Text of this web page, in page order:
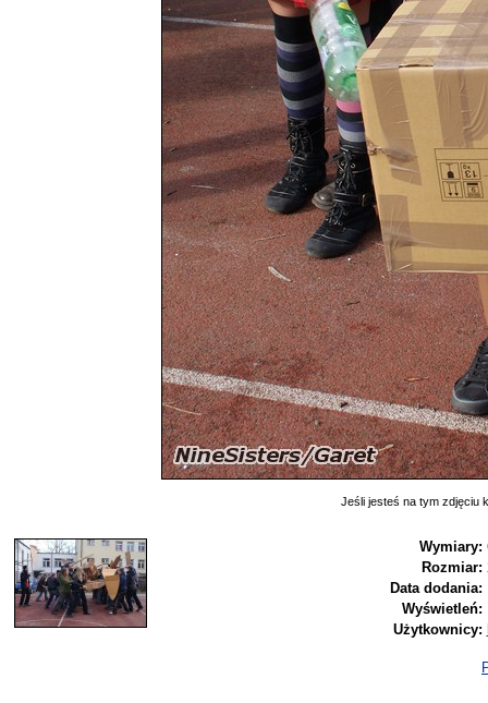
Jeśli jesteś na tym zdjęciu
Wymiary:
Rozmiar:
Data dodania:
Wyświetleń:
Użytkownicy: